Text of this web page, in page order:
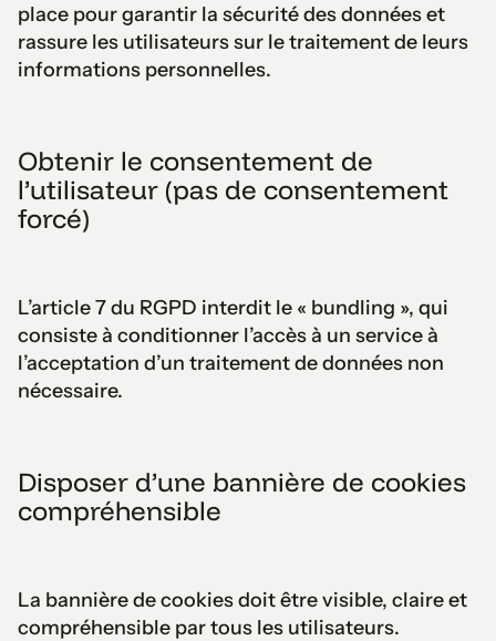
place pour garantir la sécurité des données et
rassure les utilisateurs sur le traitement de leurs
informations personnelles.
Obtenir le consentement de
l’utilisateur (pas de consentement
forcé)
L’article 7 du RGPD interdit le « bundling », qui
consiste à conditionner l’accès à un service à
l’acceptation d’un traitement de données non
nécessaire.
Disposer d’une bannière de cookies
compréhensible
La bannière de cookies doit être visible, claire et
compréhensible par tous les utilisateurs.